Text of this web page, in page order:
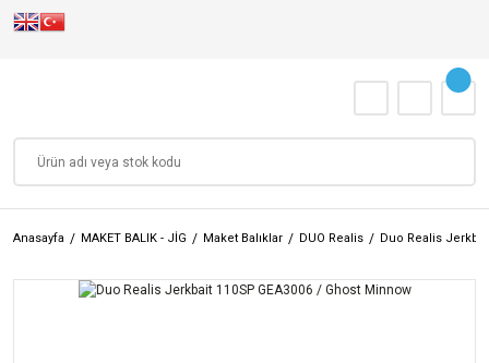
Anasayfa MAKET BALIK - JİG Maket Balıklar DUO Realis Duo Realis